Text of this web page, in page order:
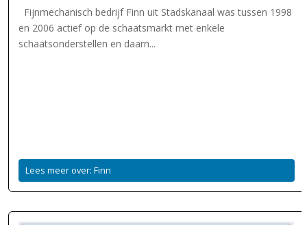
Fijnmechanisch bedrijf Finn uit Stadskanaal was tussen 1998
en 2006 actief op de schaatsmarkt met enkele
schaatsonderstellen en daarn...
Lees meer over: Finn